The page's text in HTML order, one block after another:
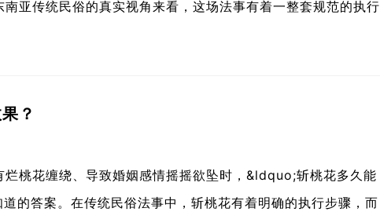
亚传统民俗的真实视角来看，这场法事有着一整套规范的执行
？
桃花缠绕、导致婚姻感情摇摇欲坠时，&ldquo;斩桃花多久能
的答案。在传统民俗法事中，斩桃花有着明确的执行步骤，而